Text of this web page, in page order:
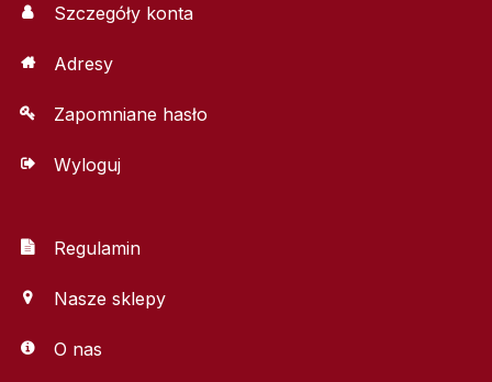
Szczegóły konta
Adresy
Zapomniane hasło
Wyloguj
Regulamin
Nasze sklepy
O nas